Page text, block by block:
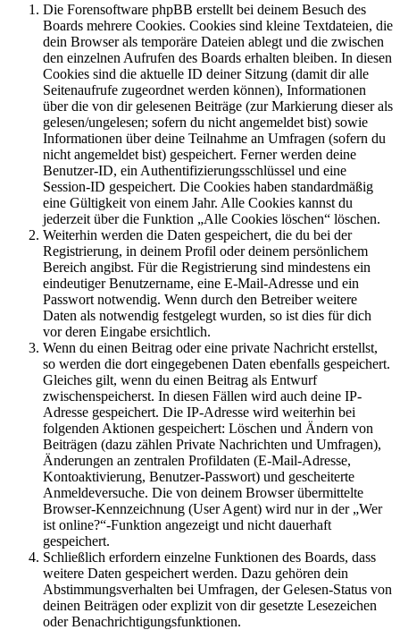
Die Forensoftware phpBB erstellt bei deinem Besuch des
Boards mehrere Cookies. Cookies sind kleine Textdateien, die
dein Browser als temporäre Dateien ablegt und die zwischen
den einzelnen Aufrufen des Boards erhalten bleiben. In diesen
Cookies sind die aktuelle ID deiner Sitzung (damit dir alle
Seitenaufrufe zugeordnet werden können), Informationen
über die von dir gelesenen Beiträge (zur Markierung dieser als
gelesen/ungelesen; sofern du nicht angemeldet bist) sowie
Informationen über deine Teilnahme an Umfragen (sofern du
nicht angemeldet bist) gespeichert. Ferner werden deine
Benutzer-ID, ein Authentifizierungsschlüssel und eine
Session-ID gespeichert. Die Cookies haben standardmäßig
eine Gültigkeit von einem Jahr. Alle Cookies kannst du
jederzeit über die Funktion „Alle Cookies löschen“ löschen.
Weiterhin werden die Daten gespeichert, die du bei der
Registrierung, in deinem Profil oder deinem persönlichem
Bereich angibst. Für die Registrierung sind mindestens ein
eindeutiger Benutzername, eine E-Mail-Adresse und ein
Passwort notwendig. Wenn durch den Betreiber weitere
Daten als notwendig festgelegt wurden, so ist dies für dich
vor deren Eingabe ersichtlich.
Wenn du einen Beitrag oder eine private Nachricht erstellst,
so werden die dort eingegebenen Daten ebenfalls gespeichert.
Gleiches gilt, wenn du einen Beitrag als Entwurf
zwischenspeicherst. In diesen Fällen wird auch deine IP-
Adresse gespeichert. Die IP-Adresse wird weiterhin bei
folgenden Aktionen gespeichert: Löschen und Ändern von
Beiträgen (dazu zählen Private Nachrichten und Umfragen),
Änderungen an zentralen Profildaten (E-Mail-Adresse,
Kontoaktivierung, Benutzer-Passwort) und gescheiterte
Anmeldeversuche. Die von deinem Browser übermittelte
Browser-Kennzeichnung (User Agent) wird nur in der „Wer
ist online?“-Funktion angezeigt und nicht dauerhaft
gespeichert.
Schließlich erfordern einzelne Funktionen des Boards, dass
weitere Daten gespeichert werden. Dazu gehören dein
Abstimmungsverhalten bei Umfragen, der Gelesen-Status von
deinen Beiträgen oder explizit von dir gesetzte Lesezeichen
oder Benachrichtigungsfunktionen.